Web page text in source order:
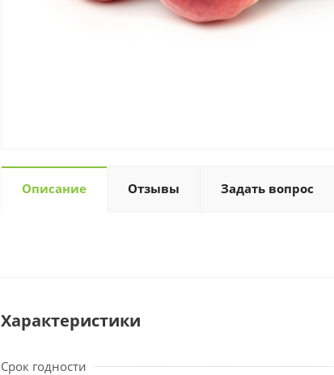
Описание Отзывы Задать вопрос
Характеристики
Срок годности